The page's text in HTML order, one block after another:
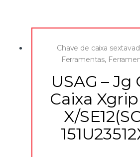
Chave de caixa
Ferramentas,
USAG – Jg
Caixa Xgrip
X/